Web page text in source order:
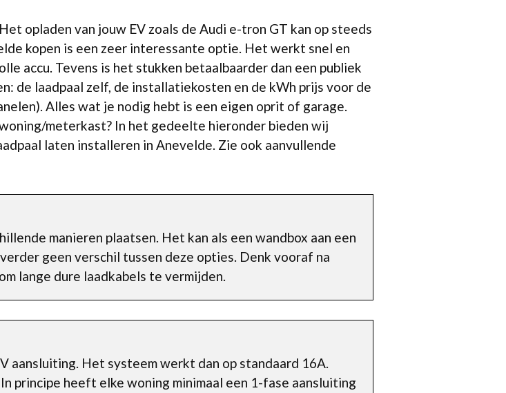
opladen van jouw EV zoals de Audi e-tron GT kan op steeds
kopen is een zeer interessante optie. Het werkt snel en
accu. Tevens is het stukken betaalbaarder dan een publiek
de laadpaal zelf, de installatiekosten en de kWh prijs voor de
Alles wat je nodig hebt is een eigen oprit of garage.
meterkast? In het gedeelte hieronder bieden wij
laten installeren in Anevelde. Zie ook aanvullende
manieren plaatsen. Het kan als een wandbox aan een
geen verschil tussen deze opties. Denk vooraf na
lange dure laadkabels te vermijden.
aansluiting. Het systeem werkt dan op standaard 16A.
In principe heeft elke woning minimaal een 1-fase aansluiting